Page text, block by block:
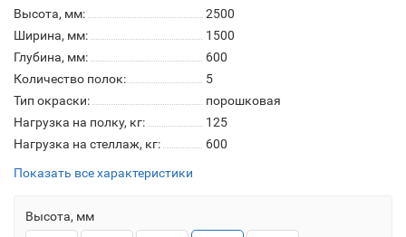
Высота, мм:
2500
Ширина, мм:
1500
Глубина, мм:
600
Количество полок:
5
Тип окраски:
порошковая
Нагрузка на полку, кг:
125
Нагрузка на стеллаж, кг:
600
Показать все характеристики
Высота, мм